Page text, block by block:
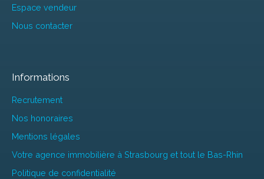
Espace vendeur
Nous contacter
Informations
Recrutement
Nos honoraires
Mentions légales
Votre agence immobilière à Strasbourg et tout le Bas-Rhin
Politique de confidentialité